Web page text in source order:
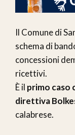
Il Comune di
schema di
concessioni
ricettivi.
È il primo caso
direttiva
calabrese.